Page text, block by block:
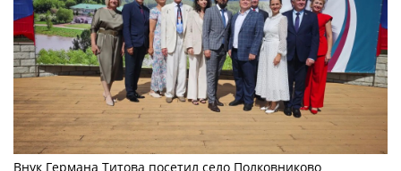
Внук Германа Титова посетил село Полковниково